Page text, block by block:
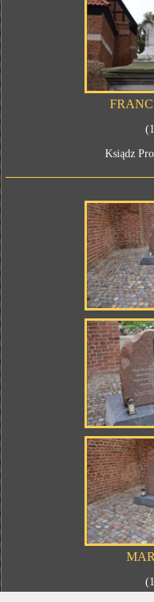
Ksiądz